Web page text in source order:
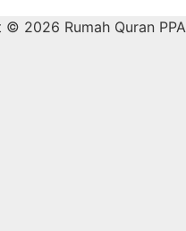
2026 Rumah Quran PPA